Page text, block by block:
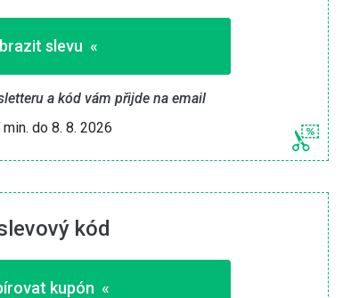
slevu «
a kód vám přijde na email
do 8. 8. 2026
kód
kupón «
200 Kč slevový kód
Slevu získáte za stažení aplikace přes tento odkaz a
první nákup nad 1 000 Kč
» Zkopírovat kupón «